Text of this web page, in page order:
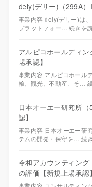
dely(デリー)（299A）
事業内容 dely(デリー)は
プラットフォー… 続きを
アルピコホールディ
場承認】
事業内容 アルピコホール
輸、観光、不動産、そ…
日本オーエー研究所
認】
事業内容 日本オーエー研
テムの開発・保守を… 続
令和アカウンティン
の評価【新規上場承認】
事業内容 コンサルティン